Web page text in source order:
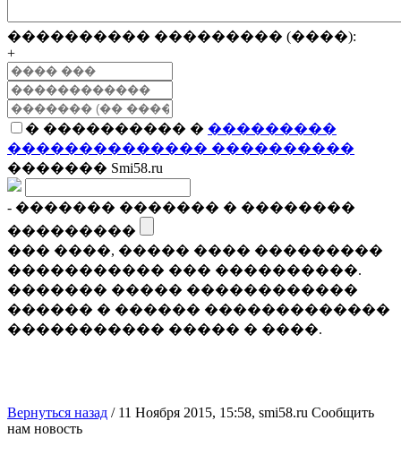
���������� ��������� (����):
+
� ���������� � ���������
�������������� ����������
������� Smi58.ru
- ������� ������� � ��������
���������
��� ����, ����� ���� ���������
����������� ��� ����������.
������� ����� ������������
������ � ������ �������������
����������� ����� � ����.
Вернуться назад / 11 Ноября 2015, 15:58, smi58.ru Сообщить
нам новость